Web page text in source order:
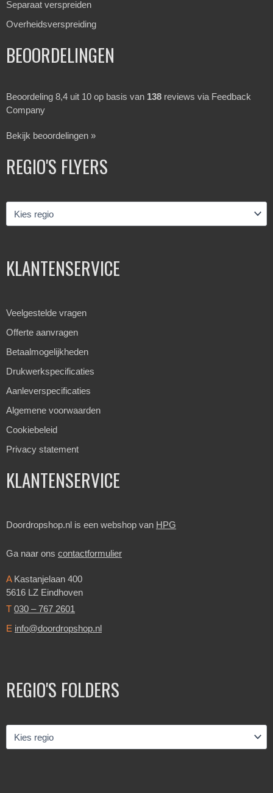
Separaat verspreiden
Overheidsverspreiding
BEOORDELINGEN
Beoordeling 8,4 uit 10 op basis van 138 reviews via Feedback
Company
Bekijk beoordelingen »
REGIO'S FLYERS
KLANTENSERVICE
Veelgestelde vragen
Offerte aanvragen
Betaalmogelijkheden
Drukwerkspecificaties
Aanleverspecificaties
Algemene voorwaarden
Cookiebeleid
Privacy statement
KLANTENSERVICE
Doordropshop.nl is een webshop van HPG
Ga naar ons contactformulier
AKastanjelaan 400
5616 LZ Eindhoven
T 030 – 767 2601
E info@doordropshop.nl
REGIO'S FOLDERS